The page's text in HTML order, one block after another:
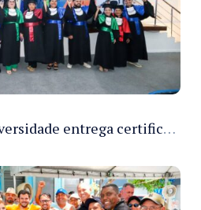
Programa Bolsa Universidade entrega certificados a formandos em Manaus na sede do Executivo municipal